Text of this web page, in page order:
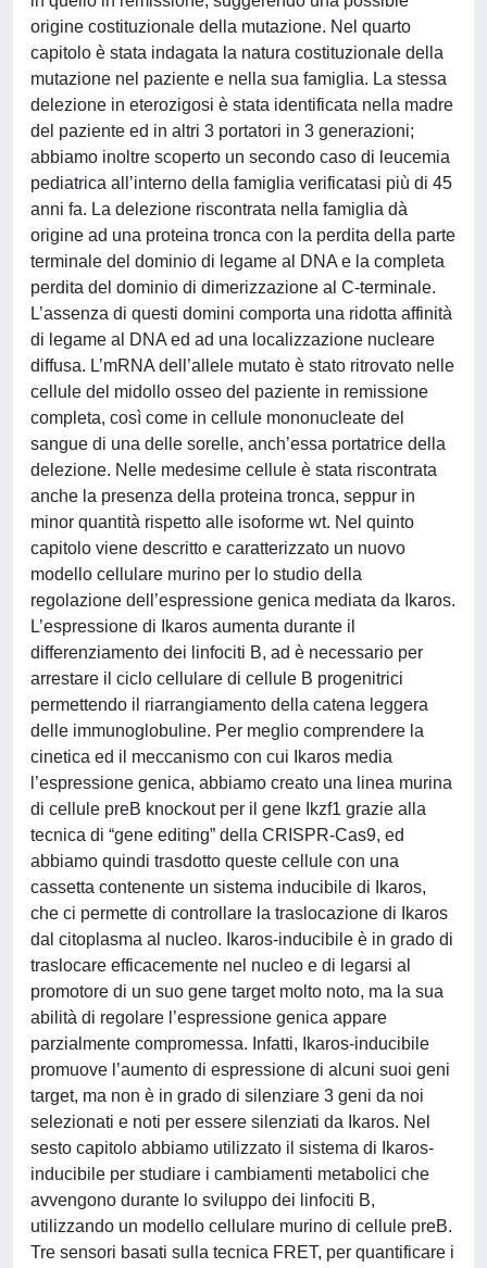
origine costituzionale della mutazione. Nel quarto
capitolo è stata indagata la natura costituzionale della
mutazione nel paziente e nella sua famiglia. La stessa
delezione in eterozigosi è stata identificata nella madre
del paziente ed in altri 3 portatori in 3 generazioni;
abbiamo inoltre scoperto un secondo caso di leucemia
pediatrica all’interno della famiglia verificatasi più di 45
anni fa. La delezione riscontrata nella famiglia dà
origine ad una proteina tronca con la perdita della parte
terminale del dominio di legame al DNA e la completa
perdita del dominio di dimerizzazione al C-terminale.
L’assenza di questi domini comporta una ridotta affinità
di legame al DNA ed ad una localizzazione nucleare
diffusa. L’mRNA dell’allele mutato è stato ritrovato nelle
cellule del midollo osseo del paziente in remissione
completa, così come in cellule mononucleate del
sangue di una delle sorelle, anch’essa portatrice della
delezione. Nelle medesime cellule è stata riscontrata
anche la presenza della proteina tronca, seppur in
minor quantità rispetto alle isoforme wt. Nel quinto
capitolo viene descritto e caratterizzato un nuovo
modello cellulare murino per lo studio della
regolazione dell’espressione genica mediata da Ikaros.
L’espressione di Ikaros aumenta durante il
differenziamento dei linfociti B, ad è necessario per
arrestare il ciclo cellulare di cellule B progenitrici
permettendo il riarrangiamento della catena leggera
delle immunoglobuline. Per meglio comprendere la
cinetica ed il meccanismo con cui Ikaros media
l’espressione genica, abbiamo creato una linea murina
di cellule preB knockout per il gene Ikzf1 grazie alla
tecnica di “gene editing” della CRISPR-Cas9, ed
abbiamo quindi trasdotto queste cellule con una
cassetta contenente un sistema inducibile di Ikaros,
che ci permette di controllare la traslocazione di Ikaros
dal citoplasma al nucleo. Ikaros-inducibile è in grado di
traslocare efficacemente nel nucleo e di legarsi al
promotore di un suo gene target molto noto, ma la sua
abilità di regolare l’espressione genica appare
parzialmente compromessa. Infatti, Ikaros-inducibile
promuove l’aumento di espressione di alcuni suoi geni
target, ma non è in grado di silenziare 3 geni da noi
selezionati e noti per essere silenziati da Ikaros. Nel
sesto capitolo abbiamo utilizzato il sistema di Ikaros-
inducibile per studiare i cambiamenti metabolici che
avvengono durante lo sviluppo dei linfociti B,
utilizzando un modello cellulare murino di cellule preB.
Tre sensori basati sulla tecnica FRET, per quantificare i